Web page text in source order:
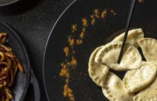
crépe, gofre y bubble waffle